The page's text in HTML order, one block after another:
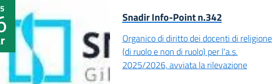
Snadir Info-Point n.342
Organico di diritto dei docenti di religione
(di ruolo e non di ruolo) per l'a.s.
2025/2026, avviata la rilevazione